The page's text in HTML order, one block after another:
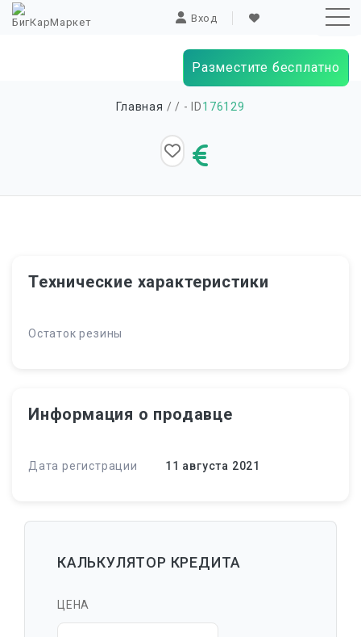
Вход
Разместите бесплатно
Главная / / - ID176129
Технические характеристики
Остаток резины
Информация о продавце
Дата регистрации 11 августа 2021
КАЛЬКУЛЯТОР КРЕДИТА
ЦЕНА